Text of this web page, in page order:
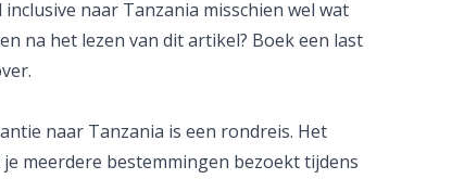
naar Tanzania misschien wel wat
na het lezen van dit artikel? Boek een last
naar Tanzania is een rondreis. Het
meerdere bestemmingen bezoekt tijdens